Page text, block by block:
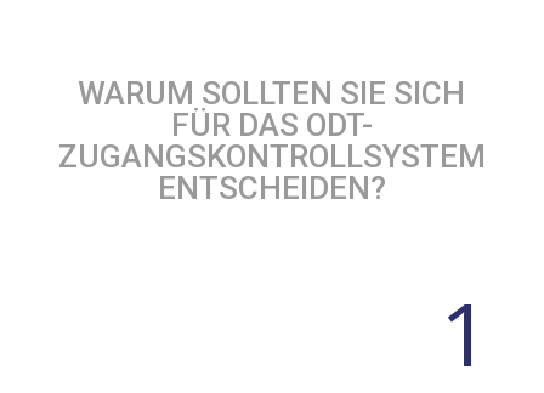
WARUM SOLLTEN SIE SICH
FÜR DAS ODT-
ZUGANGSKONTROLLSYSTEM
ENTSCHEIDEN?
1